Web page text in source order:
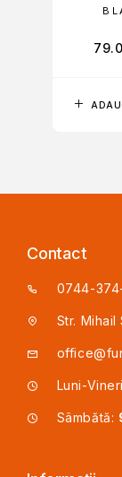
Contact
0744-
Str.
Luni-
Sâmbătă: